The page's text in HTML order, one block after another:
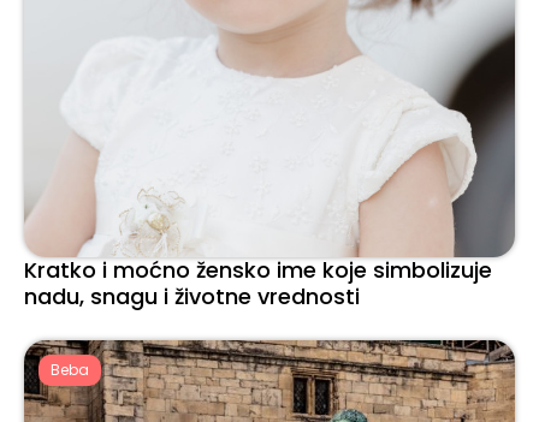
Kratko i moćno žensko ime koje simbolizuje
nadu, snagu i životne vrednosti
Beba